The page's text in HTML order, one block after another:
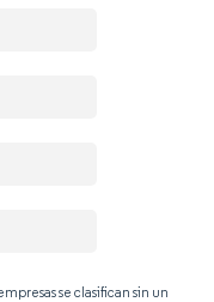
se clasifican sin un